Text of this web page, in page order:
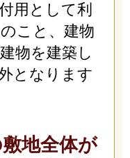
用として利
こと、建物
物を建築し
となります
地全体が